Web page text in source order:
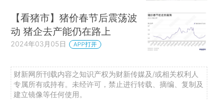
【看猪市】猪价春节后震荡波
动 猪企去产能仍在路上
2024年03月05日 APP打开
财新网所刊载内容之知识产权为财新传媒及/或相关权利人
专属所有或持有。未经许可，禁止进行转载、摘编、复制及
建立镜像等任何使用。